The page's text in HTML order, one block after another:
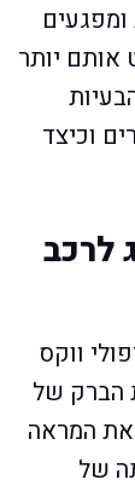
יותר
וכיצד
לרכב
ווקס
הברק של
את המראה
של